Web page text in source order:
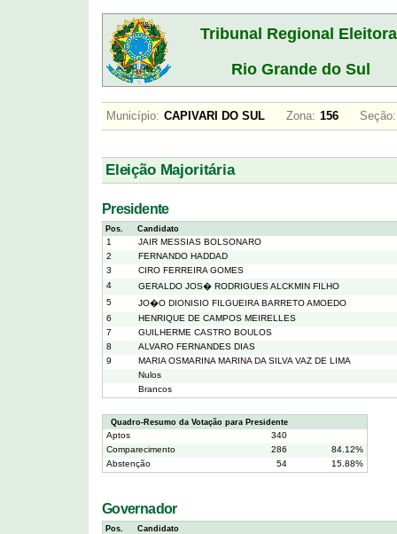
Tribunal Regional
Rio Grande do Sul
Município: CAPIVARI DO SUL Zona: 156 Seção:
Eleição Majoritária
Presidente
Pos. Candidato
1
JAIR MESSIAS BOLSONARO
2
FERNANDO HADDAD
3
CIRO FERREIRA GOMES
4
GERALDO JOS� RODRIGUES ALCKMIN FILHO
5
JO�O DIONISIO FILGUEIRA BARRETO AMOEDO
6
HENRIQUE DE CAMPOS MEIRELLES
7
GUILHERME CASTRO BOULOS
8
ALVARO FERNANDES DIAS
9
MARIA OSMARINA MARINA DA SILVA VAZ DE LIMA
Nulos
Brancos
Quadro-Resumo da Votação para Presidente
Aptos
340
Comparecimento
286
84.12%
Abstenção
54 15.88%
Governador
Pos. Candidato